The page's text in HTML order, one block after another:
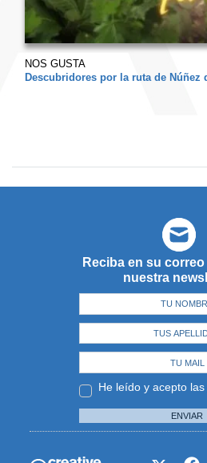
NOS GUSTA
Descubridores por la ruta de Núñez
Reciba en su
nuestra
He leído y acepto las
ENVIAR